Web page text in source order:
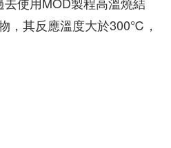
，其反應溫度大於300℃，